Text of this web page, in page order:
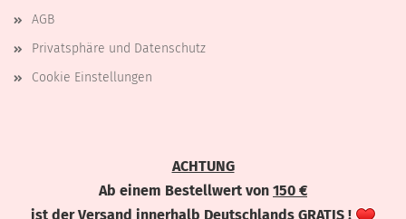
AGB
Privatsphäre und Datenschutz
Cookie Einstellungen
ACHTUNG
Ab einem Bestellwert von 150 €
ist der Versand innerhalb Deutschlands GRATIS !